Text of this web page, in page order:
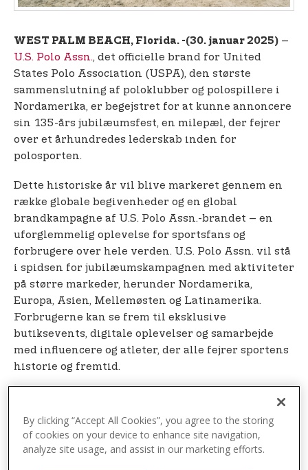
WEST PALM BEACH, Florida. -(30. januar 2025) –
U.S. Polo Assn., det officielle brand for United
States Polo Association (USPA), den største
sammenslutning af poloklubber og polospillere i
Nordamerika, er begejstret for at kunne annoncere
sin 135-års jubilæumsfest, en milepæl, der fejrer
over et århundredes lederskab inden for
polosporten.
Dette historiske år vil blive markeret gennem en
række globale begivenheder og en global
brandkampagne af U.S. Polo Assn.-brandet – en
uforglemmelig oplevelse for sportsfans og
forbrugere over hele verden. U.S. Polo Assn. vil stå
i spidsen for jubilæumskampagnen med aktiviteter
på større markeder, herunder Nordamerika,
Europa, Asien, Mellemøsten og Latinamerika.
Forbrugerne kan se frem til eksklusive
butiksevents, digitale oplevelser og samarbejde
med influencere og atleter, der alle fejrer sportens
historie og fremtid.
polosamfund. Kampagnen, der ledes af U.S. Polo
Assn.-brandet, forbinder sportens historie med et
By clicking “Accept All Cookies”, you agree to the storing
of cookies on your device to enhance site navigation,
analyze site usage, and assist in our marketing efforts.